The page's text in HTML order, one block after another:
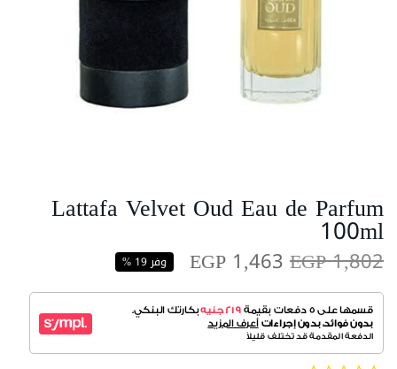
Lattafa Velvet Oud Eau de Parfum
100ml
EGP 1,802
EGP 1,463 وفر 19 %